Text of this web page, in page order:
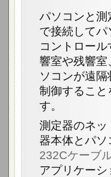
パソコンと
で接続してパ
コントロー
響室や残響
ソコンが遠隔
制御すること
す。
測定器のネッ
器本体とパソ
232Cケーブル
アプリケー